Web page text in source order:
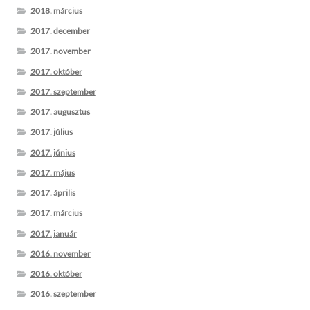
2018. március
2017. december
2017. november
2017. október
2017. szeptember
2017. augusztus
2017. július
2017. június
2017. május
2017. április
2017. március
2017. január
2016. november
2016. október
2016. szeptember